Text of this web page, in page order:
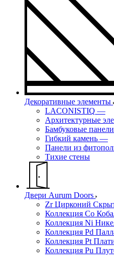
Декоративные элементы
LACONISTIQ —
Архитектурные
Бамбуковые панели
Гибкий камень —
Панели из
Тихие стены
Двери Aurum Doors
Zr Цирконий
Коллекция Co
Коллекция Ni
Коллекция Pd
Коллекция Pt
Коллекция Pu